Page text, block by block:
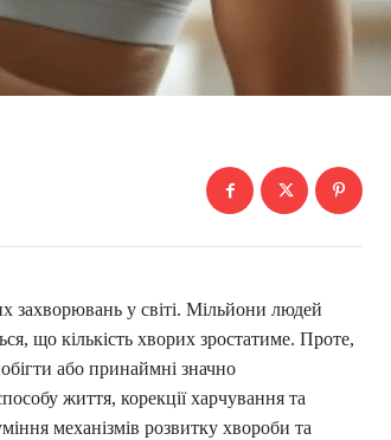
захворювань у світі. Мільйони людей
що кількість хворих зростатиме. Проте,
або принаймні значно
життя, корекції харчування та
механізмів розвитку хвороби та